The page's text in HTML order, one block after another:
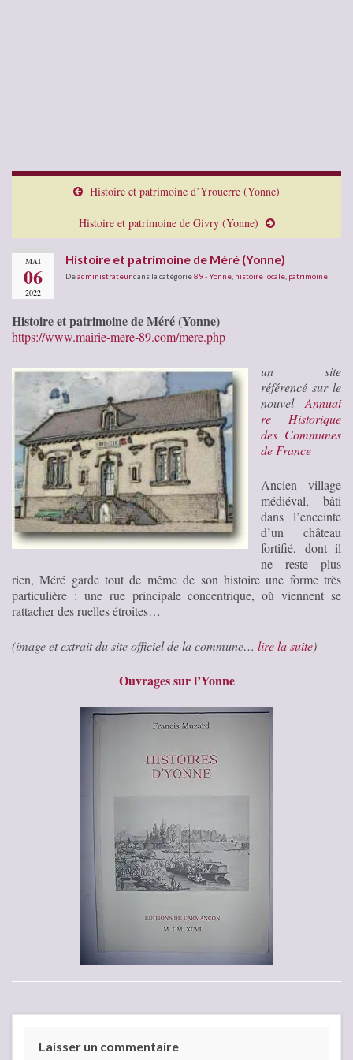
Histoire et patrimoine d’Yrouerre (Yonne)
Histoire et patrimoine de Givry (Yonne)
MAI
06
2022
Histoire et patrimoine de Méré (Yonne)
Deadministrateurdans la catégorie89 - Yonne histoire locale patrimoine
Histoire et patrimoine de Méré (Yonne)
https://www.mairie-mere-89.com/mere.php
un site
référencé sur le
nouvel Annuai
re Historique
des Communes
de France
Ancien village
médiéval, bâti
dans l’enceinte
d’un château
fortifié, dont il
ne reste plus
rien, Méré garde tout de même de son histoire une forme très
particulière : une rue principale concentrique, où viennent se
rattacher des ruelles étroites…
(image et extrait du site officiel de la commune… lire la suite)
Ouvrages sur l’Yonne
Laisser un commentaire